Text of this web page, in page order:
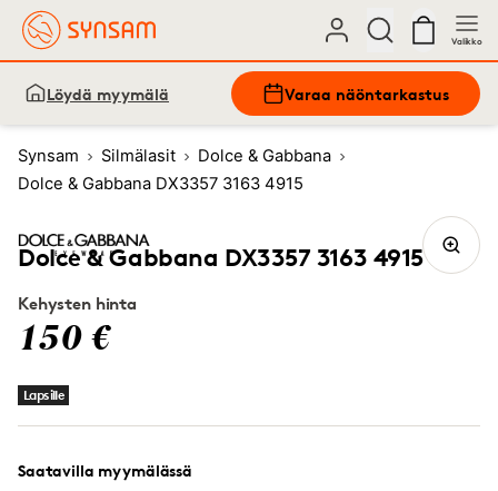
Valikko
Löydä myymälä Varaa näöntarkastus
Synsam Silmälasit
Dolce & Gabbana
Dolce & Gabbana DX3357 3163 4915
Dolce & Gabbana DX3357 3163 4915
Kehysten hinta
150 €
Lapsille
Saatavilla myymälässä